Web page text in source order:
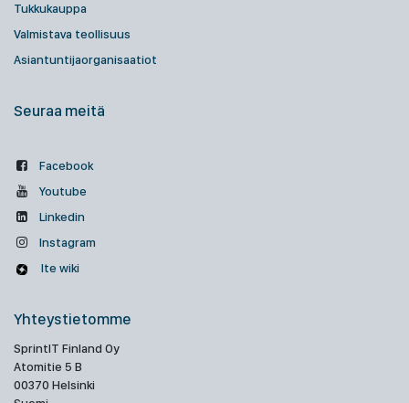
Tukkukauppa
Valmistava teollisuus
Asiantuntijaorganisaatiot
Seuraa meitä
Facebook
Youtube
Linkedin
Instagram
Ite wiki
Yhteystietomme
SprintIT Finland Oy
Atomitie 5 B
00370 Helsinki